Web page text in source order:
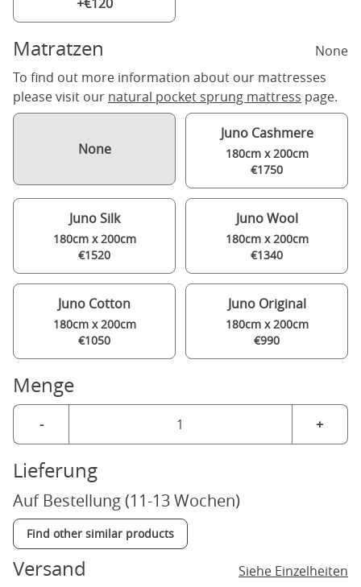
Matratzen
None
To find out more information about our mattresses
please visit our natural pocket sprung mattress page.
None
Juno Cashmere
180cm x 200cm
€1750
Juno Silk
180cm x 200cm
€1520
Juno Wool
180cm x 200cm
€1340
Juno Cotton
180cm x 200cm
€1050
Juno Original
180cm x 200cm
€990
Menge
- +
Lieferung
Auf Bestellung (11-13 Wochen)
Find other similar products
Versand Siehe Einzelheiten